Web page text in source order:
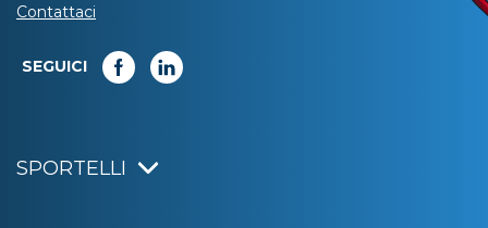
Contattaci
SEGUICI
SPORTELLI